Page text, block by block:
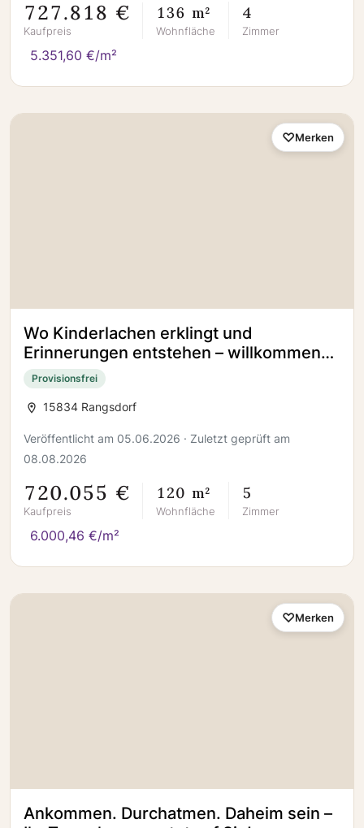
727.818 €
Kaufpreis
136 m²
Wohnfläche
4
Zimmer
5.351,60 €/m²
Wo Kinderlachen erklingt und
Erinnerungen entstehen – willkommen
im neuen Familienglück!
Provisionsfrei
15834 Rangsdorf
Veröffentlicht am 05.06.2026 · Zuletzt geprüft am
08.08.2026
720.055 €
Kaufpreis
120 m²
Wohnfläche
5
Zimmer
6.000,46 €/m²
Merken
Ankommen. Durchatmen. Daheim sein –
Merken